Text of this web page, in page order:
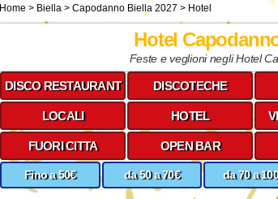
Home > Biella > Capodanno Biella 2027 > Hotel
Hotel
Feste e veglioni negli Hotel
DISCO RESTAURANT DISCOTECHE
LOCALI HOTEL
FUORI CITTA OPEN BAR
Fino a 50€ da 50 a 70€ da 70 a